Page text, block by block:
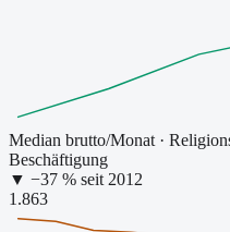
Median brutto/Monat ·
Beschäftigung
▼ −37 % seit 2012
1.863